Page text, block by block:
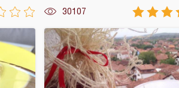
30107